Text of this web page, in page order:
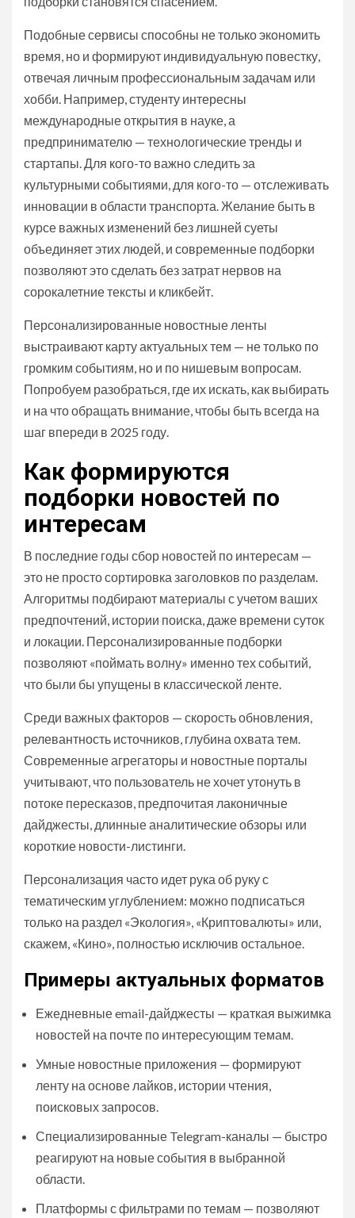
Подобные сервисы способны не только экономить
время, но и формируют индивидуальную повестку,
отвечая личным профессиональным задачам или
хобби. Например, студенту интересны
международные открытия в науке, а
предпринимателю — технологические тренды и
стартапы. Для кого-то важно следить за
культурными событиями, для кого-то — отслеживать
инновации в области транспорта. Желание быть в
курсе важных изменений без лишней суеты
объединяет этих людей, и современные подборки
позволяют это сделать без затрат нервов на
сорокалетние тексты и кликбейт.
Персонализированные новостные ленты
выстраивают карту актуальных тем — не только по
громким событиям, но и по нишевым вопросам.
Попробуем разобраться, где их искать, как выбирать
и на что обращать внимание, чтобы быть всегда на
шаг впереди в 2025 году.
Как формируются
подборки новостей по
интересам
В последние годы сбор новостей по интересам —
это не просто сортировка заголовков по разделам.
Алгоритмы подбирают материалы с учетом ваших
предпочтений, истории поиска, даже времени суток
и локации. Персонализированные подборки
позволяют «поймать волну» именно тех событий,
что были бы упущены в классической ленте.
Среди важных факторов — скорость обновления,
релевантность источников, глубина охвата тем.
Современные агрегаторы и новостные порталы
учитывают, что пользователь не хочет утонуть в
потоке пересказов, предпочитая лаконичные
дайджесты, длинные аналитические обзоры или
короткие новости-листинги.
Персонализация часто идет рука об руку с
тематическим углублением: можно подписаться
только на раздел «Экология», «Криптовалюты» или,
скажем, «Кино», полностью исключив остальное.
Примеры актуальных форматов
Ежедневные email-дайджесты — краткая выжимка
новостей на почте по интересующим темам.
Умные новостные приложения — формируют
ленту на основе лайков, истории чтения,
поисковых запросов.
Специализированные Telegram-каналы — быстро
реагируют на новые события в выбранной
области.
Платформы с фильтрами по темам — позволяют